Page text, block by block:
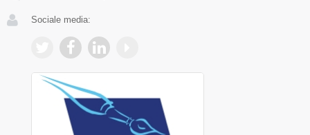
Sociale media: